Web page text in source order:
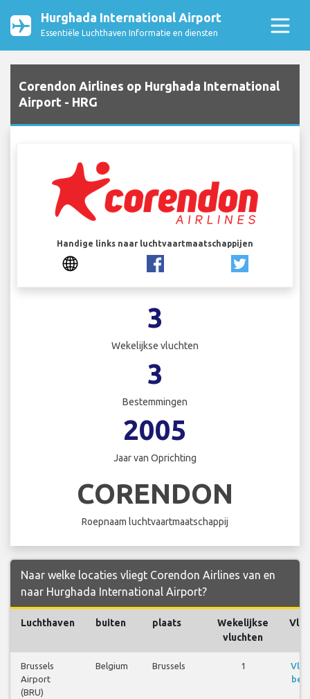
Hurghada International Airport
Essentiële Luchthaven Informatie en diensten
Corendon Airlines op Hurghada International
Airport - HRG
Handige links naar luchtvaartmaatschappijen
3
Wekelijkse vluchten
3
Bestemmingen
2005
Jaar van Oprichting
CORENDON
Roepnaam luchtvaartmaatschappij
Naar welke locaties vliegt Corendon Airlines van en
naar Hurghada International Airport?
Luchthaven buiten plaats
Wekelijkse
vluchten
Brussels
Airport
(BRU)
Belgium Brussels 1